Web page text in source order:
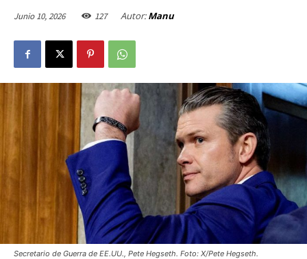
Junio 10, 2026 127 Autor: Manu
Secretario de Guerra de EE.UU., Pete Hegseth. Foto: X/Pete Hegseth.